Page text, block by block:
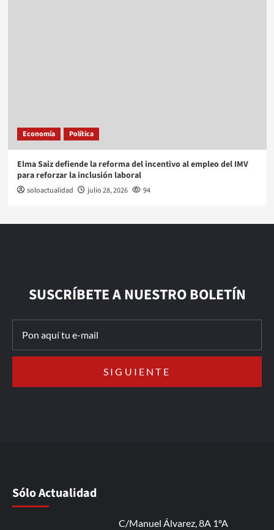
Economía Política
Elma Saiz defiende la reforma del incentivo al empleo del IMV
para reforzar la inclusión laboral
soloactualidad julio 28, 2026 94
SUSCRÍBETE A NUESTRO BOLETÍN
Sólo Actualidad
C/Manuel Álvarez, 8A 1ºA